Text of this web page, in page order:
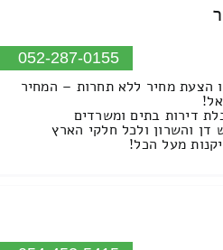
052-287-0155
הצעת מחיר ללא תחרות – המחיר
דירות בתים ומשרדים
דן והשרון ולכל חלקי הארץ
מעל הכל!